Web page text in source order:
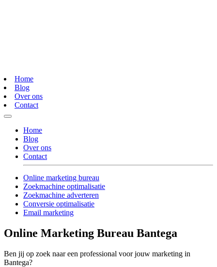
Home
Blog
Over ons
Contact
Home
Blog
Over ons
Contact
Online marketing bureau
Zoekmachine optimalisatie
Zoekmachine adverteren
Conversie optimalisatie
Email marketing
Online Marketing Bureau Bantega
Ben jij op zoek naar een professional voor jouw marketing in
Bantega?